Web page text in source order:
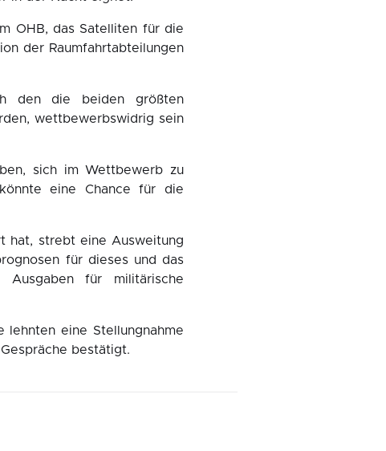
OHB, das Satelliten für die
der Raumfahrtabteilungen
den die beiden größten
wettbewerbswidrig sein
sich im Wettbewerb zu
eine Chance für die
hat, strebt eine Ausweitung
für dieses und das
für militärische
lehnten eine Stellungnahme
bestätigt.